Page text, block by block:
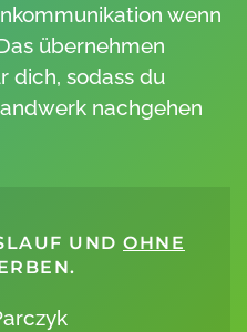
wenn
übernehmen
dich, sodass du
nachgehen
UND OHNE